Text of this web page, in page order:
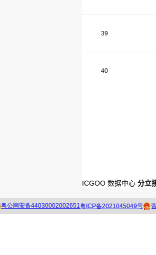
39
40
ICGOO 数据中心 分立